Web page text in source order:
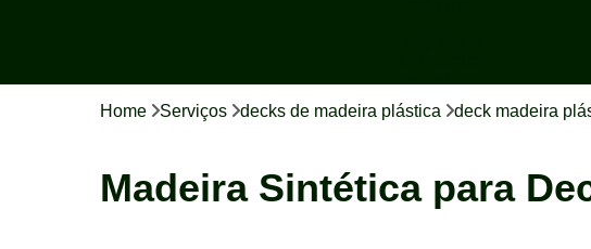
plástica
Porta pallet
construção
Home Serviços decks de madeira plástica deck madeira
Madeira Sintética para